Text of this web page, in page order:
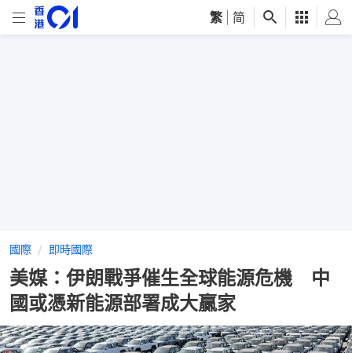
繁 简
國際 即時國際
美媒：伊朗戰爭催生全球能源危機 中
國或憑新能源部署成大贏家